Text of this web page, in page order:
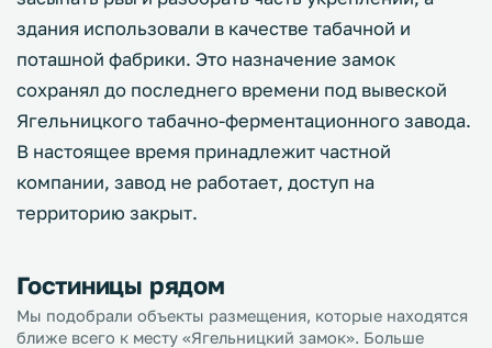
здания использовали в качестве табачной и
поташной фабрики. Это назначение замок
сохранял до последнего времени под вывеской
Ягельницкого табачно-ферментационного завода.
В настоящее время принадлежит частной
компании, завод не работает, доступ на
территорию закрыт.
Гостиницы рядом
Мы подобрали объекты размещения, которые находятся
ближе всего к месту «Ягельницкий замок». Больше